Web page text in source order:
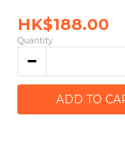
HK$188.00
Quantity
ADD TO